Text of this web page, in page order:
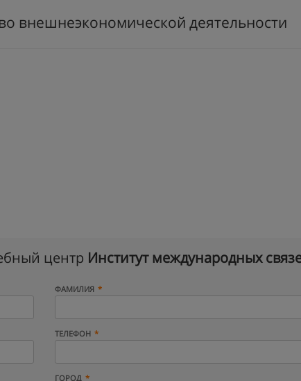
внешнеэкономической деятельности
центр Институт международных
ФАМИЛИЯ
ТЕЛЕФОН
ГОРОД